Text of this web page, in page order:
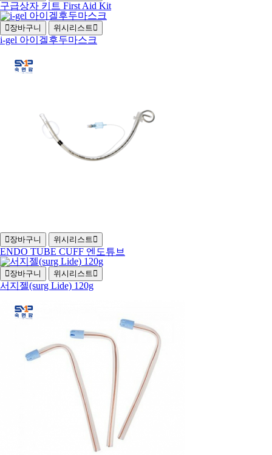
구급상자 키트 First Aid Kit
장바구니 위시리스트
i-gel 아이겔후두마스크
장바구니 위시리스트
ENDO TUBE CUFF 엔도튜브
장바구니 위시리스트
서지젤(surg Lide) 120g